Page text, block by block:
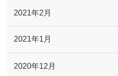
2021年2月
2021年1月
2020年12月